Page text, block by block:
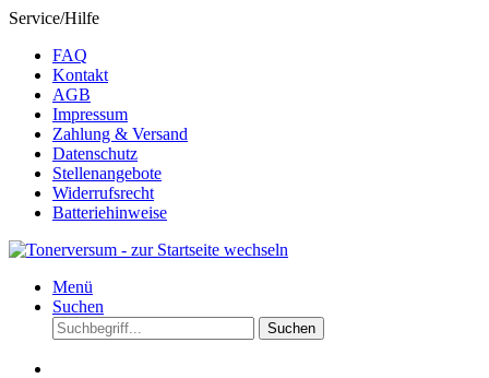
Service/Hilfe
FAQ
Kontakt
AGB
Impressum
Zahlung & Versand
Datenschutz
Stellenangebote
Widerrufsrecht
Batteriehinweise
Menü
Suchen
Suchen